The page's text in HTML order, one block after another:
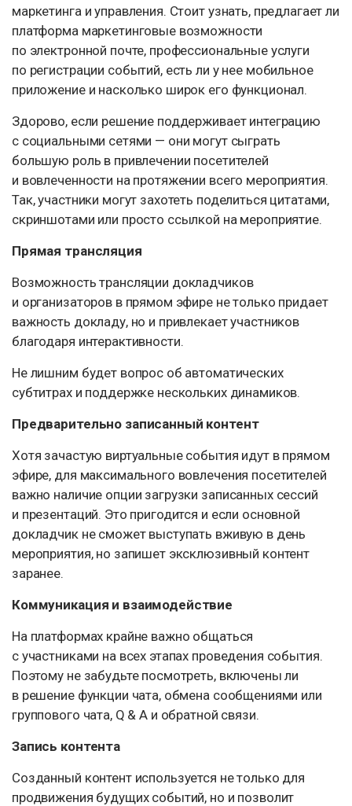
маркетинга и управления. Стоит узнать, предлагает ли
платформа маркетинговые возможности
по электронной почте, профессиональные услуги
по регистрации событий, есть ли у нее мобильное
приложение и насколько широк его функционал.
Здорово, если решение поддерживает интеграцию
с социальными сетями — они могут сыграть
большую роль в привлечении посетителей
и вовлеченности на протяжении всего мероприятия.
Так, участники могут захотеть поделиться цитатами,
скриншотами или просто ссылкой на мероприятие.
Прямая трансляция
Возможность трансляции докладчиков
и организаторов в прямом эфире не только придает
важность докладу, но и привлекает участников
благодаря интерактивности.
Не лишним будет вопрос об автоматических
субтитрах и поддержке нескольких динамиков.
Предварительно записанный контент
Хотя зачастую виртуальные события идут в прямом
эфире, для максимального вовлечения посетителей
важно наличие опции загрузки записанных сессий
и презентаций. Это пригодится и если основной
докладчик не сможет выступать вживую в день
мероприятия, но запишет эксклюзивный контент
заранее.
Коммуникация и взаимодействие
На платформах крайне важно общаться
с участниками на всех этапах проведения события.
Поэтому не забудьте посмотреть, включены ли
в решение функции чата, обмена сообщениями или
группового чата, Q & A и обратной связи.
Запись контента
Созданный контент используется не только для
продвижения будущих событий, но и позволит